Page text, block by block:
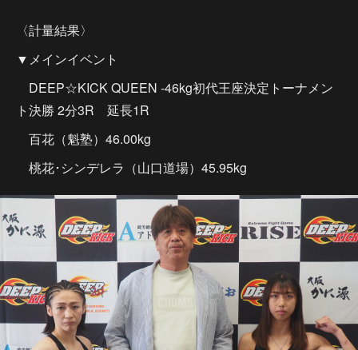
〈計量結果〉
▼メインイベント
DEEP☆KICK QUEEN -46kg初代王座決定トーナメン
ト決勝 2分3R 延長1R
百花（魁塾）46.00kg
桃花･シンデレラ（山口道場）45.95kg